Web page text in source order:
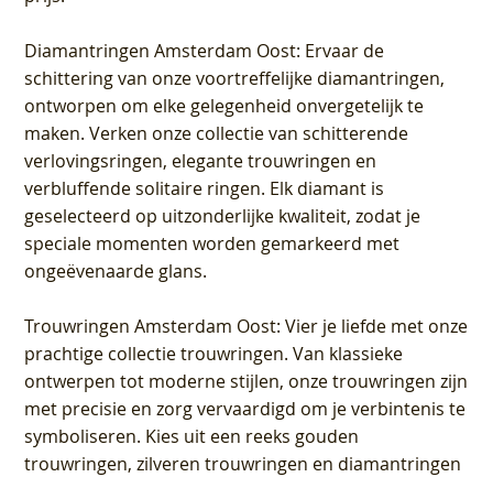
Diamantringen Amsterdam Oost: Ervaar de
schittering van onze voortreffelijke diamantringen,
ontworpen om elke gelegenheid onvergetelijk te
maken. Verken onze collectie van schitterende
verlovingsringen, elegante trouwringen en
verbluffende solitaire ringen. Elk diamant is
geselecteerd op uitzonderlijke kwaliteit, zodat je
speciale momenten worden gemarkeerd met
ongeëvenaarde glans.
Trouwringen Amsterdam Oost: Vier je liefde met onze
prachtige collectie trouwringen. Van klassieke
ontwerpen tot moderne stijlen, onze trouwringen zijn
met precisie en zorg vervaardigd om je verbintenis te
symboliseren. Kies uit een reeks gouden
trouwringen, zilveren trouwringen en diamantringen